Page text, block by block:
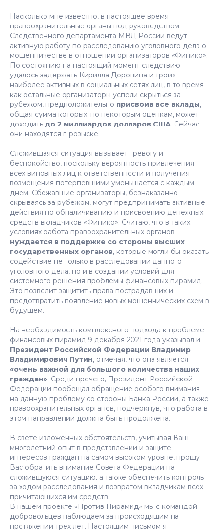
Насколько мне известно, в настоящее время
правоохранительные органы под руководством
Следственного департамента МВД России ведут
активную работу по расследованию уголовного дела о
мошенничестве в отношении организаторов «Финико».
По состоянию на настоящий момент следствию
удалось задержать Кирилла Доронина и троих
наиболее активных в социальных сетях лиц, в то время
как остальные организаторы успели скрыться за
рубежом, предположительно присвоив все вклады,
общая сумма которых, по некоторым оценкам, может
доходить до 2 миллиардов долларов США. Сейчас
они находятся в розыске.
Сложившаяся ситуация вызывает тревогу и
беспокойство, поскольку вероятность привлечения
всех виновных лиц к ответственности и получения
возмещения потерпевшими уменьшается с каждым
днем. Сбежавшие организаторы, безнаказанно
скрываясь за рубежом, могут предпринимать активные
действия по обналичиванию и присвоению денежных
средств вкладчиков «Финико». Считаю, что в таких
условиях работа правоохранительных органов
нуждается в поддержке со стороны высших
государственных органов, которые могли бы оказать
содействие не только в расследовании данного
уголовного дела, но и в создании условий для
системного решения проблемы финансовых пирамид.
Это позволит защитить права пострадавших и
предотвратить появление новых мошеннических схем в
будущем.
На необходимость комплексного подхода к проблеме
финансовых пирамид 9 декабря 2021 года указывал и
Президент Российской Федерации Владимир
Владимирович Путин, отмечая, что она является
«очень важной для большого количества наших
граждан». Среди прочего, Президент Российской
Федерации пообещал обращение особого внимания
на данную проблему со стороны Банка России, а также
правоохранительных органов, подчеркнув, что работа в
этом направлении должна быть продолжена.
В свете изложенных обстоятельств, учитывая Ваш
многолетний опыт в представлении и защите
интересов граждан на самом высоком уровне, прошу
Вас обратить внимание Совета Федерации на
сложившуюся ситуацию, а также обеспечить контроль
за ходом расследования и возвратом вкладчикам всех
причитающихся им средств.
В нашем проекте «Против Пирамид» мы с командой
добровольцев наблюдаем за происходящим на
протяжении трех лет. Настоящим письмом я